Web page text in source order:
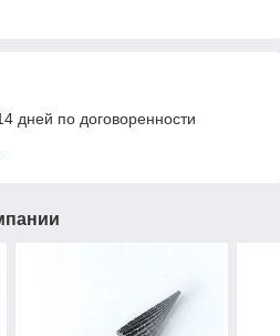
дней по договоренности